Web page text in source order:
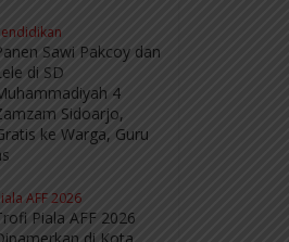
Sawi Pakcoy dan
di SD
4
Sidoarjo,
ke Warga, Guru
AFF 2026
Piala AFF 2026